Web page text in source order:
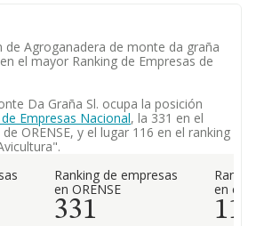
de Agroganadera de monte da graña
el mayor Ranking de Empresas de
Da Graña Sl. ocupa la posición
Empresas Nacional, la 331 en el
ORENSE, y el lugar 116 en el ranking
Ranking de empresas
en ORENSE
331
en el
116